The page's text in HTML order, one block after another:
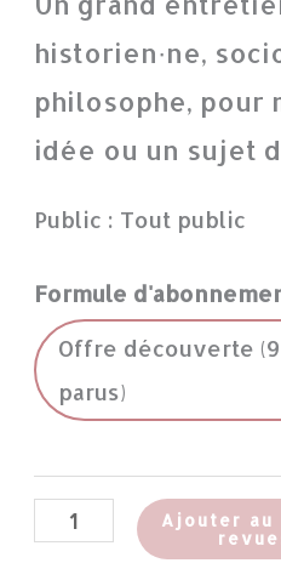
historien·ne,
philosophe, pour
idée ou un sujet
Public : Tout public
Formule
Offre découverte
parus)
Ajouter au